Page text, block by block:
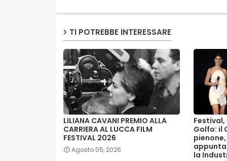
TI POTREBBE INTERESSARE
LILIANA CAVANI PREMIO ALLA
CARRIERA AL LUCCA FILM
FESTIVAL 2026
Agosto 05, 2026
Golfo: il
la